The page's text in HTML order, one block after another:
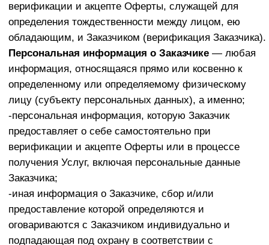
Электронная корреспонденция— электронные
материальных носителей, содержащих информацию,
а также любая другая информация, передаваемая
посредством электронных средств связи.
Раздел 2. ОБЩИЕ ПОЛОЖЕНИЯ
Предметом Договора является предоставление
Исполнителем Заказчику в рамках онлайн-
«Стоимость онлайн-доступа») в течение
ограниченного промежутка времени (далее —
информационные услуги.
В стоимость онлайн-доступа входит:
- участие в телеграм-канале, Чате в течение 17
- информирование (практикум, записи с этапами
сборки канала;